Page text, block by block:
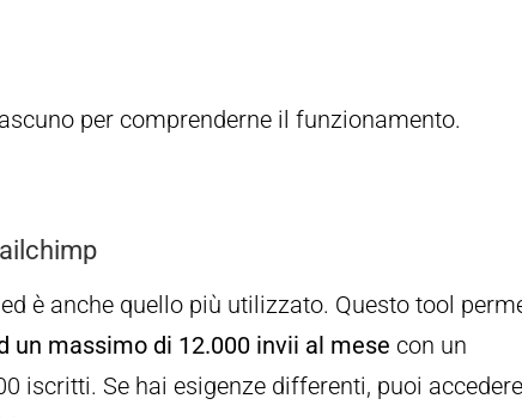
per comprenderne il funzionamento.
è anche quello più utilizzato. Questo tool
massimo di 12.000 invii al mese con un
iscritti. Se hai esigenze differenti, puoi